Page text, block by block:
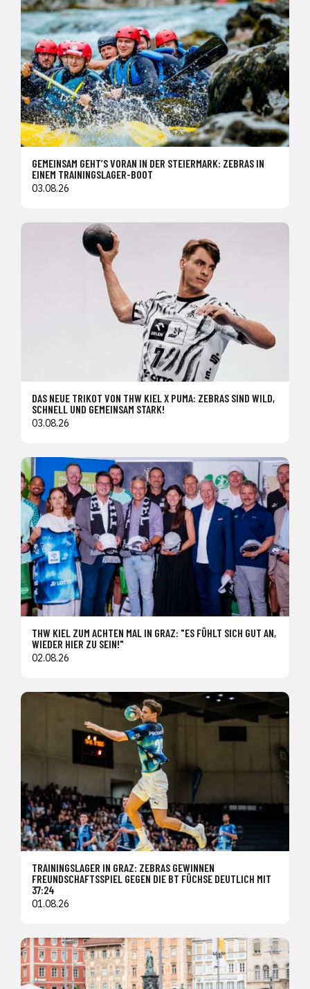
GEMEINSAM GEHT’S VORAN IN DER STEIERMARK: ZEBRAS IN
EINEM TRAININGSLAGER-BOOT
03.08.26
DAS NEUE TRIKOT VON THW KIEL X PUMA: ZEBRAS SIND WILD,
SCHNELL UND GEMEINSAM STARK!
03.08.26
THW KIEL ZUM ACHTEN MAL IN GRAZ: "ES FÜHLT SICH GUT AN,
WIEDER HIER ZU SEIN!"
02.08.26
TRAININGSLAGER IN GRAZ: ZEBRAS GEWINNEN
FREUNDSCHAFTSSPIEL GEGEN DIE BT FÜCHSE DEUTLICH MIT
37:24
01.08.26